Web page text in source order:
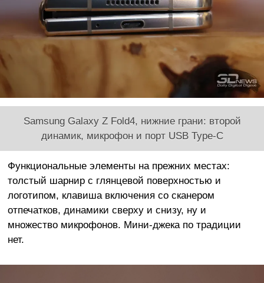
Samsung Galaxy Z Fold4, нижние грани: второй
динамик, микрофон и порт USB Type-C
Функциональные элементы на прежних местах:
толстый шарнир с глянцевой поверхностью и
логотипом, клавиша включения со сканером
отпечатков, динамики сверху и снизу, ну и
множество микрофонов. Мини-джека по традиции
нет.